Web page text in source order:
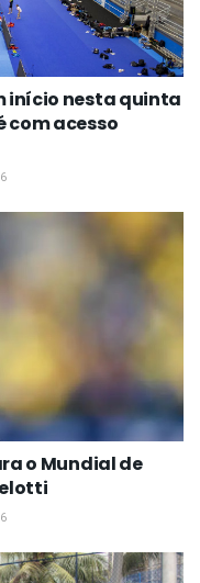
início nesta quinta
com acesso
o Mundial de